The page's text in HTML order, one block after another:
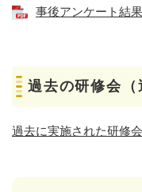
事後アンケート結
過去の研修会（
過去に実施された研修